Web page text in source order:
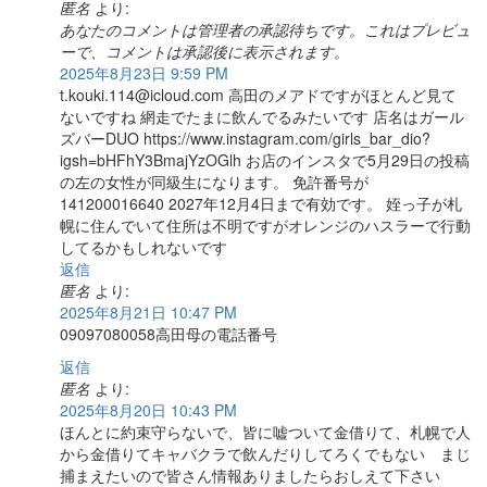
匿名 より:
あなたのコメントは管理者の承認待ちです。これはプレビュ
ーで、コメントは承認後に表示されます。
2025年8月23日 9:59 PM
t.kouki.114@icloud.com 高田のメアドですがほとんど見て
ないですね 網走でたまに飲んでるみたいです 店名はガール
ズバーDUO https://www.instagram.com/girls_bar_dio?
igsh=bHFhY3BmajYzOGlh お店のインスタで5月29日の投稿
の左の女性が同級生になります。 免許番号が
141200016640 2027年12月4日まで有効です。 姪っ子が札
幌に住んでいて住所は不明ですがオレンジのハスラーで行動
してるかもしれないです
返信
匿名 より:
2025年8月21日 10:47 PM
09097080058高田母の電話番号
返信
匿名 より:
2025年8月20日 10:43 PM
ほんとに約束守らないで、皆に嘘ついて金借りて、札幌で人
から金借りてキャバクラで飲んだりしてろくでもない まじ
捕まえたいので皆さん情報ありましたらおしえて下さい